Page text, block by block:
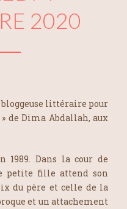
2020
littéraire pour
» de Dima Abdallah, aux
1989. Dans la cour de
petite fille attend son
du père et celle de la
et un attachement